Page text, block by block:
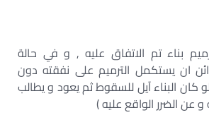
بناء تم الاتفاق عليه , و في حالة
ان يستكمل الترميم على نفقته دون
كان البناء آيل للسقوط ثم يعود و يطالب
عن الضرر الواقع عليه )